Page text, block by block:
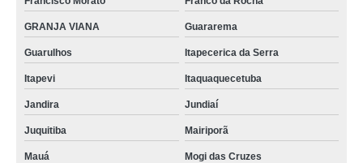
qual o preço de rack ti parede Jardim Panorama
rack de ti de metal Tatuapé
racks ti metálico data center Diadema
GRANJA VIANA Guararema
Guarulhos Itapecerica da Serra
Itapevi Itaquaquecetuba
Jandira Jundiaí
Juquitiba Mairiporã
Mauá Mogi das Cruzes